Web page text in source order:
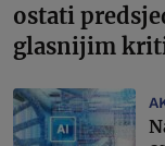
ostati
glasnijim